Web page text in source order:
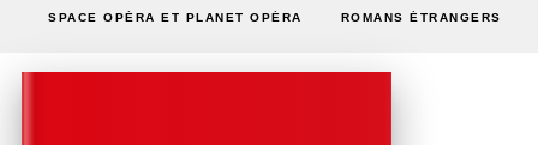
SPACE OPÉRA ET PLANET OPÉRA ROMANS ÉTRANGERS